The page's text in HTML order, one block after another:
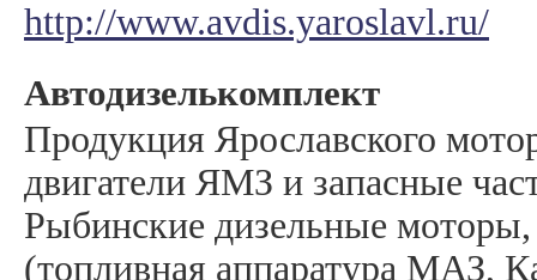
http://www.avdis.yaroslavl.ru/
Автодизелькомплект
Продукция Ярославского
двигатели ЯМЗ и запасные
Рыбинские дизельные
(топливная аппаратура МАЗ,